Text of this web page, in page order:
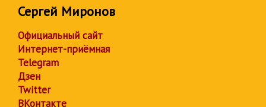
Сергей Миронов
Официальный сайт
Интернет-приёмная
Telegram
Дзен
Twitter
ВКонтакте